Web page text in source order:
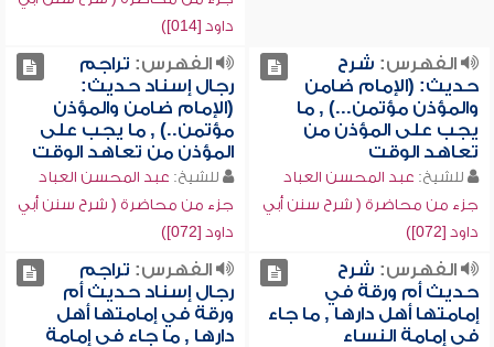
داود [014])
الفهرس: شرح
حديث: (الإمام ضامن
والمؤذن مؤتمن...) , ما
يجب على المؤذن من
تعاهد الوقت
للشيخ: عبد المحسن العباد
جزء من محاضرة ( شرح سنن أبي
داود [072])
الفهرس: تراجم
رجال إسناد حديث:
(الإمام ضامن والمؤذن
مؤتمن..) , ما يجب على
المؤذن من تعاهد الوقت
للشيخ: عبد المحسن العباد
جزء من محاضرة ( شرح سنن أبي
داود [072])
الفهرس: شرح
حديث أم ورقة في
إمامتها أهل دارها , ما جاء
في إمامة النساء
الفهرس: تراجم
رجال إسناد حديث أم
ورقة في إمامتها أهل
دارها , ما جاء في إمامة